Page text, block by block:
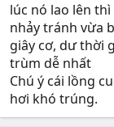
lúc nó lao lên
nhảy tránh vừa
giây cơ, dư thời
trùm dễ nhất
Chú ý cái lồng
hơi khó trúng.